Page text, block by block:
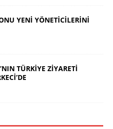
YENİ YÖNETİCİLERİNİ
TÜRKİYE ZİYARETİ